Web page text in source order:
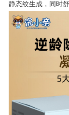
静态纹生成，同时